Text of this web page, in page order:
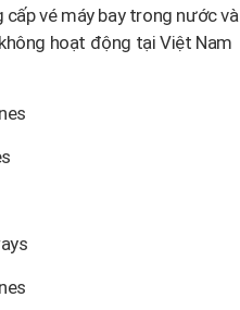
cấp vé máy bay trong nước và
hoạt động tại Việt Nam